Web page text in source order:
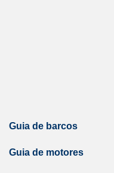
Guia de barcos
Guia de motores